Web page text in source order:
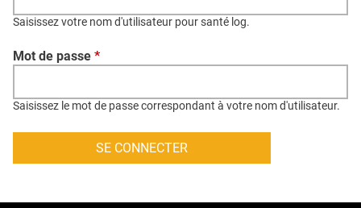
CONTACT
CRÉDITS
Saisissez votre nom d'utilisateur pour santé log.
Mot de passe *
Saisissez le mot de passe correspondant à votre nom d'utilisateur.